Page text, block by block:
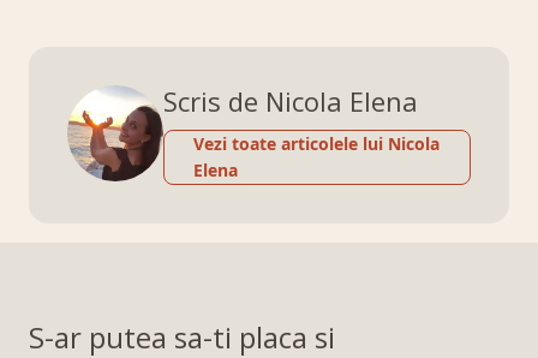
Scris de Nicola Elena
Vezi toate articolele lui Nicola
Elena
S-ar putea sa-ti placa si